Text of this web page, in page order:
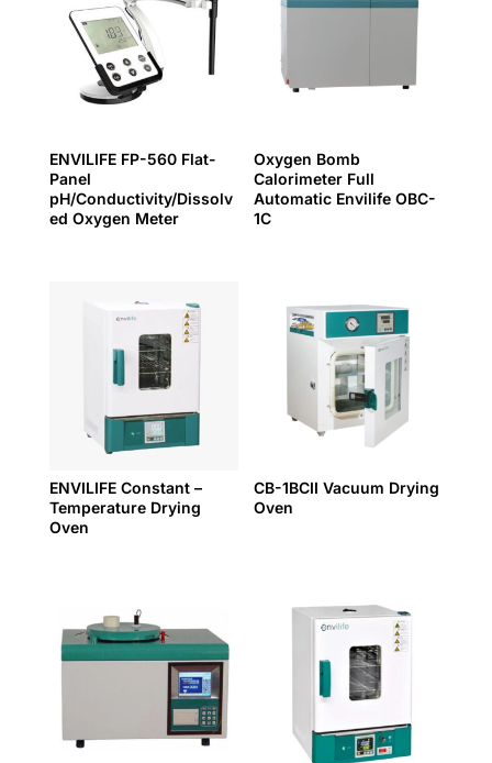
ENVILIFE FP-560 Flat-
Panel
pH/Conductivity/Dissolv
ed Oxygen Meter
Oxygen Bomb
Calorimeter Full
Automatic Envilife OBC-
1C
ENVILIFE Constant –
Temperature Drying
Oven
CB-1BCII Vacuum Drying
Oven